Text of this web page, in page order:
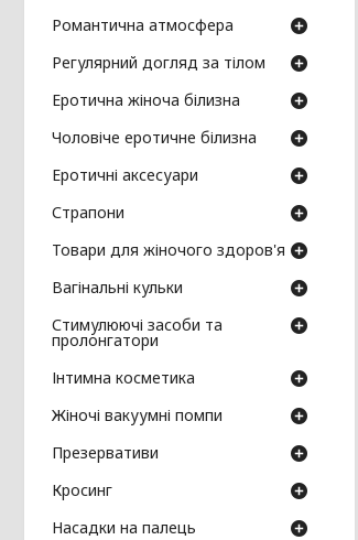
Романтична атмосфера
Регулярний догляд за тілом
Еротична жіноча білизна
Чоловіче еротичне білизна
Еротичні аксесуари
Страпони
Товари для жіночого здоров'я
Вагінальні кульки
Стимулюючі засоби та
пролонгатори
Інтимна косметика
Жіночі вакуумні помпи
Презервативи
Кросинг
Насадки на палець